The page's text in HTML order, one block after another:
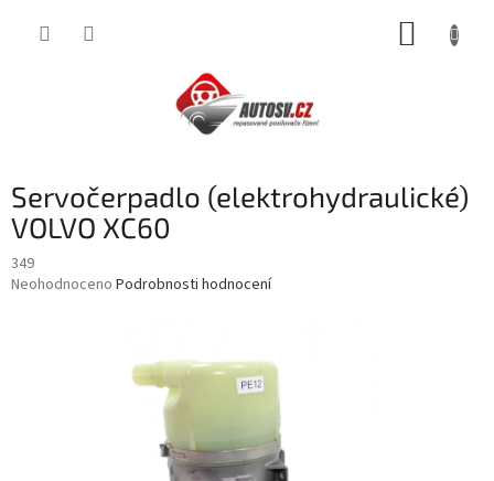
Servočerpadlo (elektrohydraulické)
VOLVO XC60
349
Průměrné
Neohodnoceno Podrobnosti hodnocení